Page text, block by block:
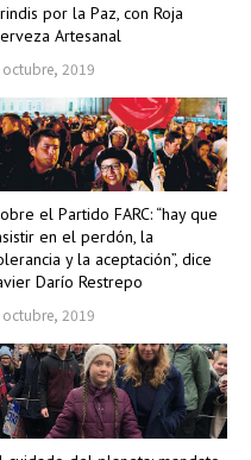
por la Paz, con Roja
Artesanal
2019
el Partido FARC: “hay que
en el perdón, la
y la aceptación”, dice
Darío Restrepo
2019